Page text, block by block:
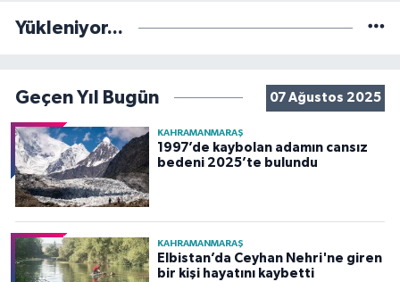
Yükleniyor...
Geçen Yıl Bugün 07 Ağustos 2025
KAHRAMANMARAŞ
1997’de kaybolan adamın cansız
bedeni 2025’te bulundu
KAHRAMANMARAŞ
Elbistan’da Ceyhan Nehri'ne giren
bir kişi hayatını kaybetti